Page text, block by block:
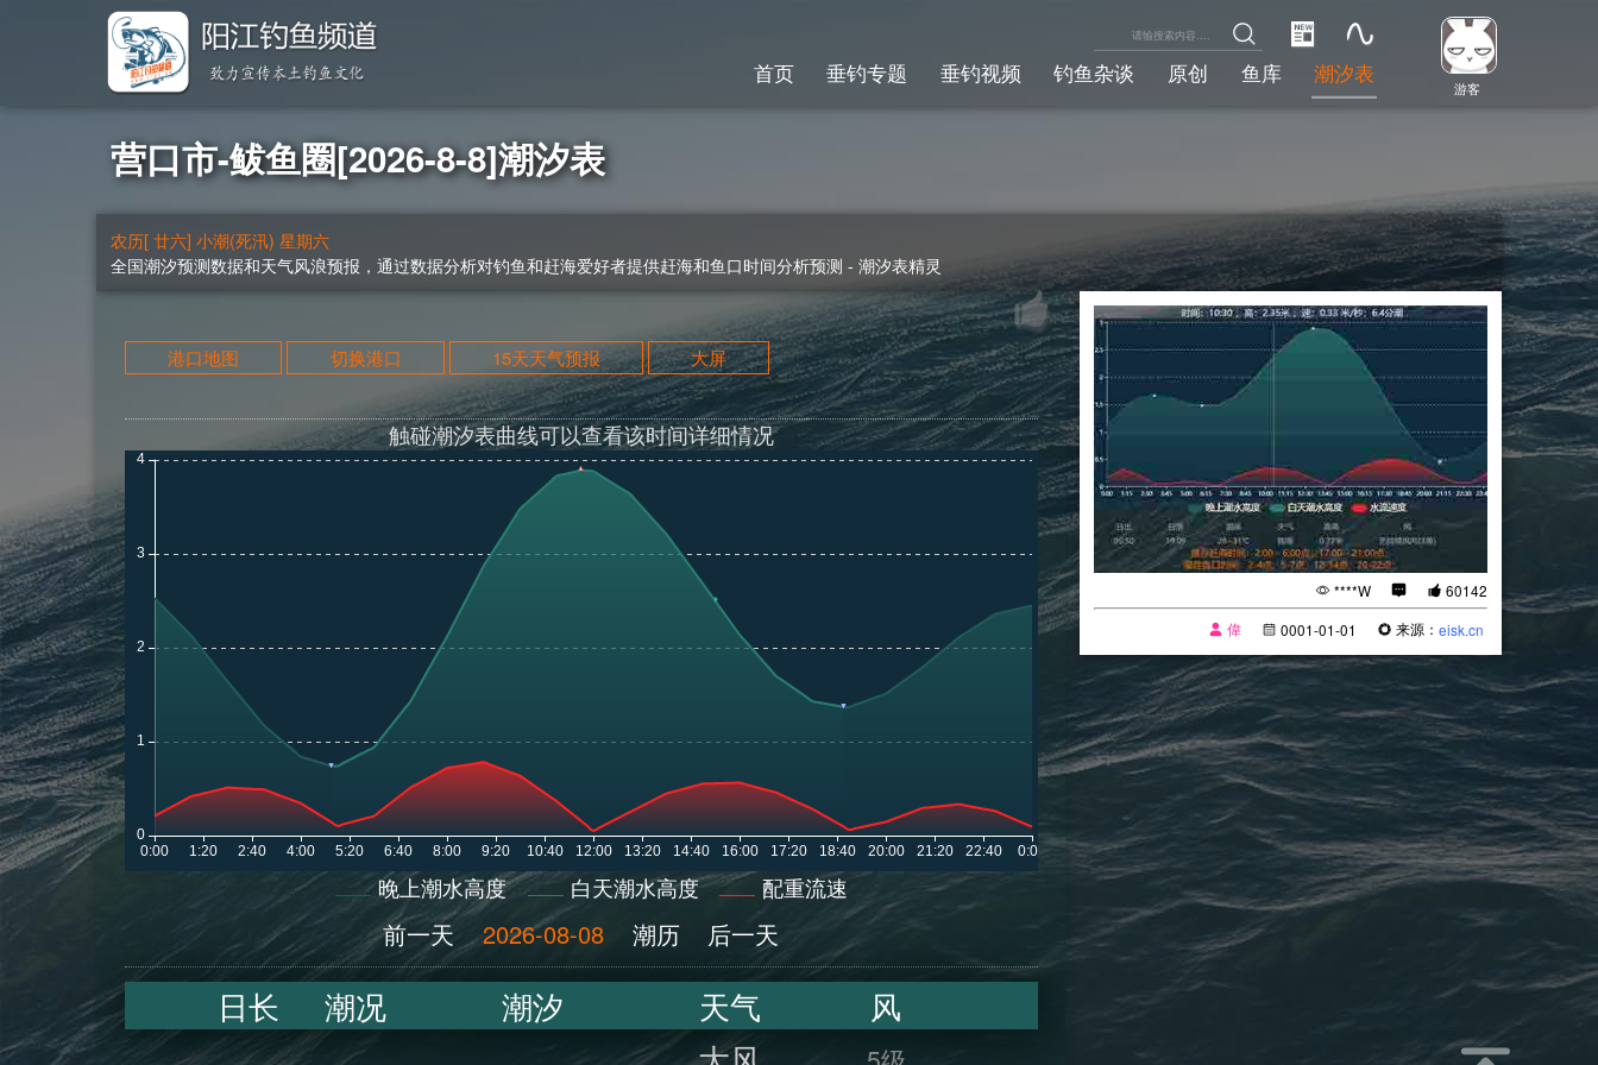
游客
首页 垂钓专题 垂钓视频 钓鱼杂谈 原创 鱼库 潮汐表
营口市-鲅鱼圈[2026-8-8]潮汐表
农历[ 廿六] 小潮(死汛) 星期六
全国潮汐预测数据和天气风浪预报，通过数据分析对钓鱼和赶海爱好者提供赶海和鱼口时间分析预测 - 潮汐表精灵
港口地图 切换港口 15天天气预报 大屏
触碰潮汐表曲线可以查看该时间详细情况
晚上潮水高度 白天潮水高度 配重流速
前一天 2026-08-08 潮历 后一天
日长 潮况 潮汐 天气 风
****W
60142
偉
0001-01-01 来源：eisk.cn